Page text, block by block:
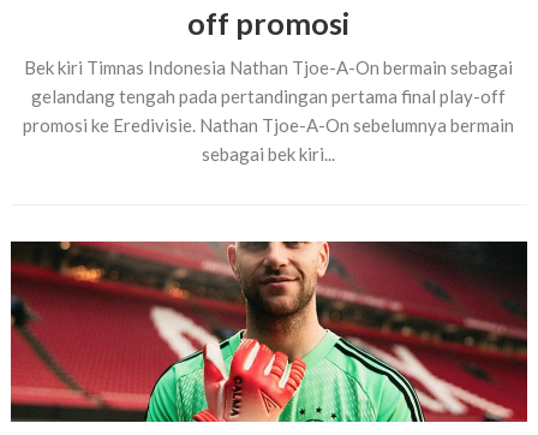
off promosi
Bek kiri Timnas Indonesia Nathan Tjoe-A-On bermain sebagai
gelandang tengah pada pertandingan pertama final play-off
promosi ke Eredivisie. Nathan Tjoe-A-On sebelumnya bermain
sebagai bek kiri...